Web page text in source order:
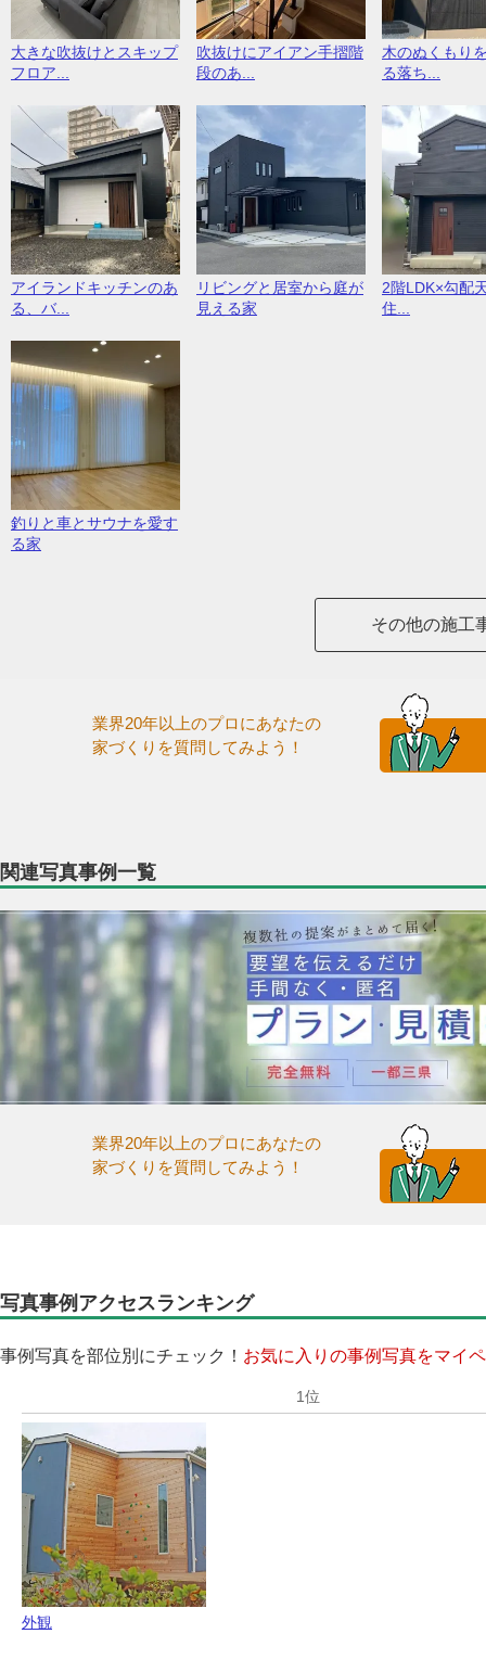
大きな吹抜けとスキップ
フロア...
吹抜けにアイアン手摺階
段のあ...
木のぬくもり
る落ち...
アイランドキッチンのあ
る、バ...
リビングと居室から庭が
見える家
2階LDK×勾配
住...
釣りと車とサウナを愛す
る家
その他の施工
業界20年以上のプロにあなたの
家づくりを質問してみよう！
関連写真事例一覧
業界20年以上のプロにあなたの
家づくりを質問してみよう！
写真事例アクセスランキング
事例写真を部位別にチェック！ お気に入りの事例写真をマイ
外観